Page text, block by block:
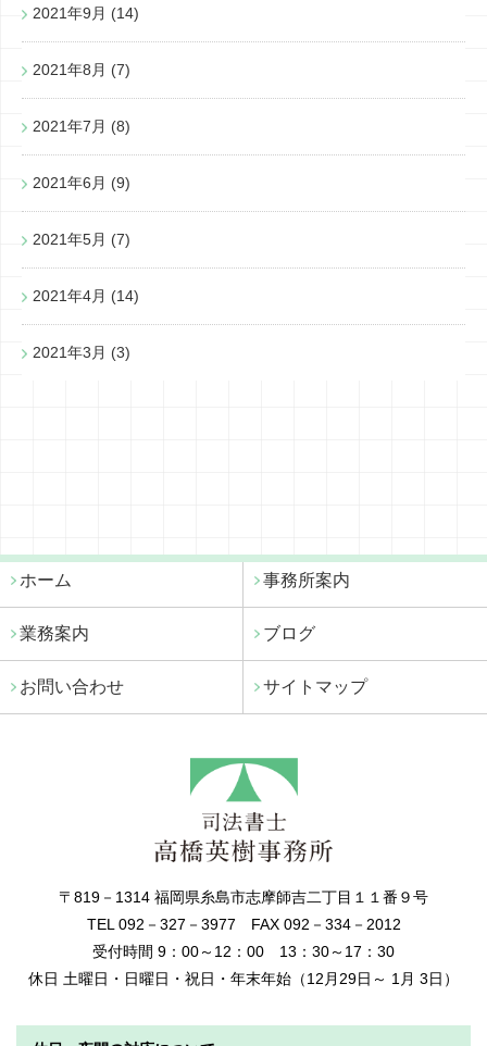
2021年9月 (14)
2021年8月 (7)
2021年7月 (8)
2021年6月 (9)
2021年5月 (7)
2021年4月 (14)
2021年3月 (3)
ホーム 事務所案内
業務案内 ブログ
お問い合わせ サイトマップ
〒819－1314 福岡県糸島市志摩師吉二丁目１１番９号
TEL 092－327－3977 FAX 092－334－2012
受付時間 9：00～12：00 13：30～17：30
休日 土曜日・日曜日・祝日・年末年始（12月29日～ 1月 3日）